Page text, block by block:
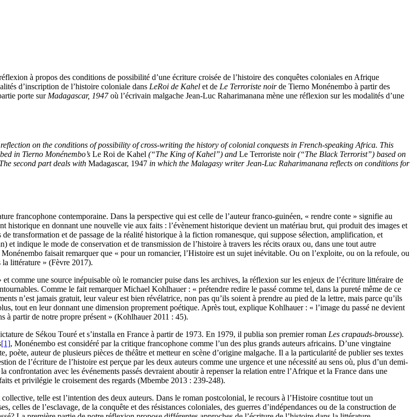
à propos des conditions de possibilité d’une écriture croisée de l’histoire des conquêtes coloniales en Afrique
d’inscription de l’histoire coloniale dans LeRoi de Kahel et de Le Terroriste noirde Tierno Monénembo à partir des
porte sur Madagascar, 1947où l’écrivain malgache Jean-Luc Raharimanana mène une réflexion sur les modalités d’une
on the conditions of possibility of cross-writing the history of colonial conquests in French-speaking Africa. This
in Tierno Monénembo’s Le Roi de Kahel (“The King of Kahel”) and Le Terroriste noir(“The Black Terrorist”) based on
second part deals with Madagascar, 1947 in which the Malagasy writer Jean-Luc Raharimanana reflects on conditions for
francophone contemporaine. Dans la perspective qui est celle de l’auteur franco-guinéen, « rendre conte » signifie au
historique en donnant une nouvelle vie aux faits : l’évènement historique devient un matériau brut, qui produit des images et
transformation et de passage de la réalité historique à la fiction romanesque, qui suppose sélection, amplification, et
indique le mode de conservation et de transmission de l’histoire à travers les récits oraux ou, dans une tout autre
faisait remarquer que « pour un romancier, l’Histoire est un sujet inévitable. Ou on l’exploite, ou on la refoule, ou
la littérature » (Fèvre 2017).
comme une source inépuisable où le romancier puise dans les archives, la réflexion sur les enjeux de l’écriture littéraire de
Comme le fait remarquer Michael Kohlhauer : « prétendre redire le passé comme tel, dans la pureté même de ce
n’est jamais gratuit, leur valeur est bien révélatrice, non pas qu’ils soient à prendre au pied de la lettre, mais parce qu’ils
tout en leur donnant une dimension proprement poétique. Après tout, explique Kohlhauer : « l’image du passé ne devient
à partir de notre propre présent » (Kohlhauer 2011 : 45).
de Sékou Touré et s’installa en France à partir de 1973. En 1979, il publia son premier roman Les crapauds-brousse).
[1], Monénembo est considéré par la critique francophone comme l’un des plus grands auteurs africains. D’une vingtaine
poète, auteur de plusieurs pièces de théâtre et metteur en scène d’origine malgache. Il a la particularité de publier ses textes
de l’écriture de l’histoire est perçue par les deux auteurs comme une urgence et une nécessité au sens où, plus d’un demi-
confrontation avec les événements passés devraient aboutir à repenser la relation entre l’Afrique et la France dans une
et privilégie le croisement des regards (Mbembe 2013 : 239-248).
telle est l’intention des deux auteurs. Dans le roman postcolonial, le recours à l’Histoire cosntitue tout un
celles de l’esclavage, de la conquête et des résistances coloniales, des guerres d’indépendances ou de la construction de